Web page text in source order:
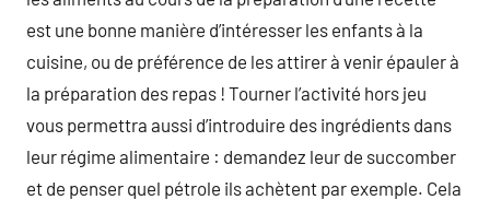
est une bonne manière d’intéresser les enfants à la
cuisine, ou de préférence de les attirer à venir épauler à
la préparation des repas ! Tourner l’activité hors jeu
vous permettra aussi d’introduire des ingrédients dans
leur régime alimentaire : demandez leur de succomber
et de penser quel pétrole ils achètent par exemple. Cela